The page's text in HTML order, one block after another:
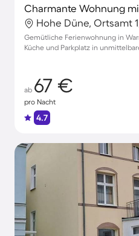
Hohe Düne, Ortsamt
Gemütliche Ferienwohnung in
Küche und Parkplatz in
ab 67 €
pro Nacht
4.7